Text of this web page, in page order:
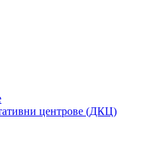
центрове (ДКЦ)